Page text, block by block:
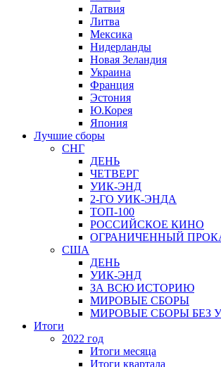
Латвия
Литва
Мексика
Нидерланды
Новая Зеландия
Украина
Франция
Эстония
Ю.Корея
Япония
Лучшие сборы
СНГ
ДЕНЬ
ЧЕТВЕРГ
УИК-ЭНД
2-ГО УИК-ЭНДА
ТОП-100
РОССИЙСКОЕ КИНО
ОГРАНИЧЕННЫЙ
США
ДЕНЬ
УИК-ЭНД
ЗА ВСЮ ИСТОРИЮ
МИРОВЫЕ СБОРЫ
МИРОВЫЕ СБОРЫ БЕЗ
Итоги
2022 год
Итоги месяца
Итоги квартала